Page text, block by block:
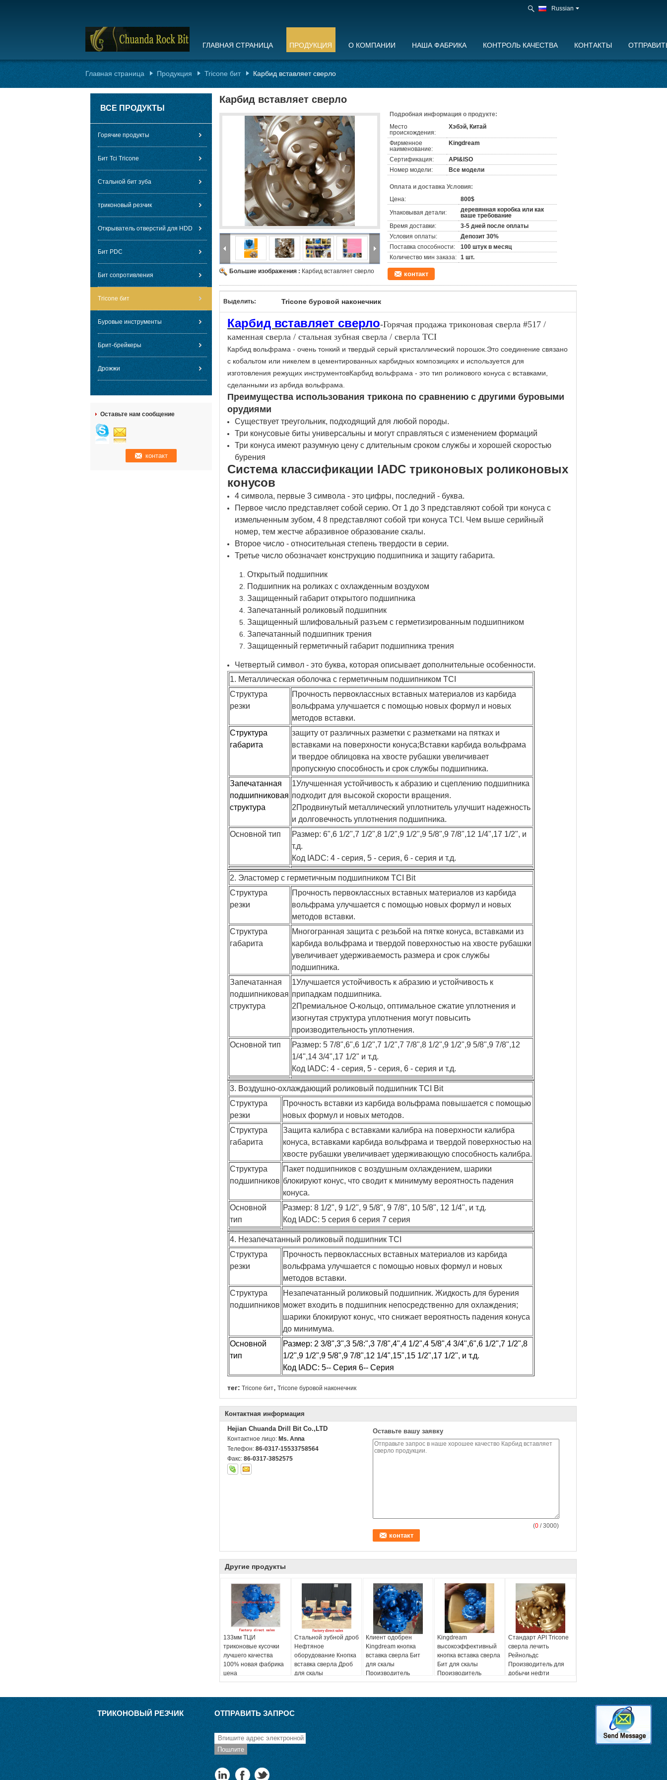
Russian
ГЛАВНАЯ СТРАНИЦА ПРОДУКЦИЯ О КОМПАНИИ НАША ФАБРИКА КОНТРОЛЬ КАЧЕСТВА КОНТАКТЫ
Главная страница Продукция Tricone бит Карбид вставляет сверло
ВСЕ ПРОДУКТЫ
Горячие продукты
Бит Tci Tricone
Стальной бит зуба
триконовый резчик
Открыватель отверстий для HDD
Бит PDC
Бит сопротивления
Tricone бит
Буровые инструменты
Брит-брейкеры
Дрожжи
Оставьте нам сообщение
Карбид вставляет сверло
Большие изображения : Карбид вставляет сверло
Подробная информация о продукте:
Место
происхождения:
Хэбэй, Китай
Фирменное
наименование:
Kingdream
Сертификация:
API&ISO
Номер модели:
Все модели
Оплата и доставка Условия:
Цена:
800$
Упаковывая детали:
деревянная коробка или как
ваше требование
Время доставки:
3-5 дней после оплаты
Условия оплаты:
Депозит 30%
Поставка способности:
100 штук в месяц
Количество мин заказа: 1 шт.
контакт
Выделить: Tricone буровой наконечник
Карбид вставляет сверло-Горячая продажа триконовая сверла #517 /
каменная сверла / стальная зубная сверла / сверла TCI
Карбид вольфрама - очень тонкий и твердый серый кристаллический порошок.Это соединение связано
с кобальтом или никелем в цементированных карбидных композициях и используется для
изготовления режущих инструментовКарбид вольфрама - это тип роликового конуса с вставками,
сделанными из арбида вольфрама.
Преимущества использования трикона по сравнению с другими буровыми
орудиями
Существует треугольник, подходящий для любой породы.
Три конусовые биты универсальны и могут справляться с изменением формаций
Три конуса имеют разумную цену с длительным сроком службы и хорошей скоростью
бурения
Система классификации IADC триконовых роликоновых
конусов
4 символа, первые 3 символа - это цифры, последний - буква.
Первое число представляет собой серию. От 1 до 3 представляют собой три конуса с
измельченным зубом, 4 8 представляют собой три конуса TCI. Чем выше серийный
номер, тем жестче абразивное образование скалы.
Второе число - относительная степень твердости в серии.
Третье число обозначает конструкцию подшипника и защиту габарита.
Открытый подшипник
Подшипник на роликах с охлажденным воздухом
Защищенный габарит открытого подшипника
Запечатанный роликовый подшипник
Защищенный шлифовальный разъем с герметизированным подшипником
Запечатанный подшипник трения
Защищенный герметичный габарит подшипника трения
Четвертый символ - это буква, которая описывает дополнительные особенности.
1. Металлическая оболочка с герметичным подшипником TCI
Структура
резки
Прочность первоклассных вставных материалов из карбида
вольфрама улучшается с помощью новых формул и новых
методов вставки.
Структура
габарита
защиту от различных разметки с разметками на пятках и
вставками на поверхности конуса;Вставки карбида вольфрама
и твердое облицовка на хвосте рубашки увеличивает
пропускную способность и срок службы подшипника.
Запечатанная
подшипниковая
структура
1Улучшенная устойчивость к абразию и сцеплению подшипника
подходит для высокой скорости вращения.
2Продвинутый металлический уплотнитель улучшит надежность
и долговечность уплотнения подшипника.
Основной тип
Размер: 6",6 1/2",7 1/2",8 1/2",9 1/2",9 5/8",9 7/8",12 1/4",17 1/2", и
т.д.
Код IADC: 4 - серия, 5 - серия, 6 - серия и т.д.
2. Эластомер с герметичным подшипником TCI Bit
Структура
резки
Прочность первоклассных вставных материалов из карбида
вольфрама улучшается с помощью новых формул и новых
методов вставки.
Структура
габарита
Многогранная защита с резьбой на пятке конуса, вставками из
карбида вольфрама и твердой поверхностью на хвосте рубашки
увеличивает удерживаемость размера и срок службы
подшипника.
Запечатанная
подшипниковая
структура
1Улучшается устойчивость к абразию и устойчивость к
припадкам подшипника.
2Премиальное O-кольцо, оптимальное сжатие уплотнения и
изогнутая структура уплотнения могут повысить
производительность уплотнения.
Основной тип
Размер: 5 7/8",6",6 1/2",7 1/2",7 7/8",8 1/2",9 1/2",9 5/8",9 7/8",12
1/4",14 3/4",17 1/2" и т.д.
Код IADC: 4 - серия, 5 - серия, 6 - серия и т.д.
3. Воздушно-охлаждающий роликовый подшипник TCI Bit
Структура
резки
Прочность вставки из карбида вольфрама повышается с помощью
новых формул и новых методов.
Структура
габарита
Защита калибра с вставками калибра на поверхности калибра
конуса, вставками карбида вольфрама и твердой поверхностью на
хвосте рубашки увеличивает удерживающую способность калибра.
Структура
подшипников
Пакет подшипников с воздушным охлаждением, шарики
блокируют конус, что сводит к минимуму вероятность падения
конуса.
Основной
тип
Размер: 8 1/2", 9 1/2", 9 5/8", 9 7/8", 10 5/8", 12 1/4", и т.д.
Код IADC: 5 серия 6 серия 7 серия
4. Незапечатанный роликовый подшипник TCI
Структура
резки
Прочность первоклассных вставных материалов из карбида
вольфрама улучшается с помощью новых формул и новых
методов вставки.
Структура
подшипников
Незапечатанный роликовый подшипник. Жидкость для бурения
может входить в подшипник непосредственно для охлаждения;
шарики блокируют конус, что снижает вероятность падения конуса
до минимума.
Основной
тип
Размер: 2 3/8",3",3 5/8:",3 7/8",4",4 1/2",4 5/8",4 3/4",6",6 1/2",7 1/2",8
1/2",9 1/2",9 5/8",9 7/8",12 1/4",15",15 1/2",17 1/2", и т.д.
Код IADC: 5-- Серия 6-- Серия
тег: Tricone бит, Tricone буровой наконечник
Контактная информация
Hejian Chuanda Drill Bit Co.,LTD
Контактное лицо: Ms. Anna
Телефон: 86-0317-15533758564
Факс: 86-0317-3852575
Оставьте вашу заявку
(0 / 3000)
Другие продукты
133мм ТЦИ
триконовые кусочки
лучшего качества
100% новая фабрика
цена
Стальной зубной дроб
Нефтяное
оборудование Кнопка
вставка сверла Дроб
для скалы
Производитель для
промышленности
Клиент одобрен
Kingdream кнопка
вставка сверла Бит
для скалы
Производитель
Kingdream
высокоэффективный
кнопка вставка сверла
Бит для скалы
Производитель
Стандарт API Tricone
сверла лечить
Рейнольдс
Производитель для
добычи нефти
ТРИКОНОВЫЙ РЕЗЧИК ОТПРАВИТЬ ЗАПРОС
Пошлите